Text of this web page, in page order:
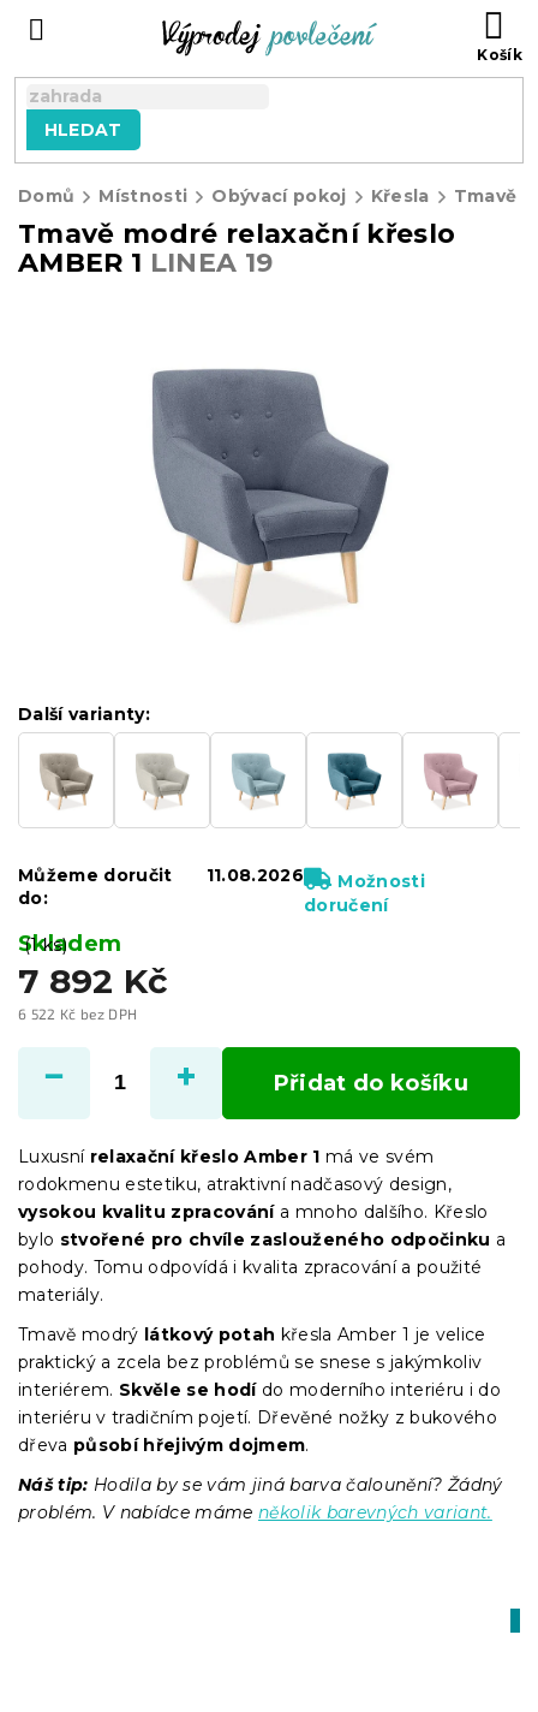
HLEDAT
Domů Místnosti Obývací pokoj Křesla
Tmavě modré relaxační křeslo
AMBER 1 LINEA 19
7 892 Kč
6 522 Kč bez DPH
cena:
Skladem
(1 ks)
Další varianty:
Můžeme doručit
do:
11.08.2026
Možnosti
doručení
Přidat do košíku
Luxusní relaxační křeslo Amber 1 má ve svém
rodokmenu estetiku, atraktivní nadčasový design,
vysokou kvalitu zpracovánía mnoho dalšího. Křeslo
bylo stvořené pro chvíle zaslouženého odpočinku a
pohody. Tomu odpovídá i kvalita zpracování a použité
materiály.
Tmavě modrý látkový potah křesla Amber 1 je velice
praktický a zcela bez problémů se snese s jakýmkoliv
interiérem. Skvěle se hodído moderního interiéru i do
interiéru v tradičním pojetí. Dřevěné nožky z bukového
dřeva působí hřejivým dojmem.
Náš tip: Hodila by se vám jiná barva čalounění? Žádný
problém. V nabídce máme několik barevných variant.